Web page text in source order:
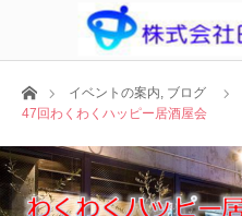
ホームイベントの案内, ブログ
47回わくわくハッピー居酒屋会